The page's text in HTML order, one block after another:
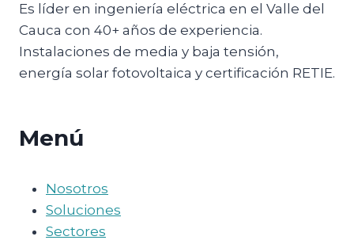
Es líder en ingeniería eléctrica en el Valle del
Cauca con 40+ años de experiencia.
Instalaciones de media y baja tensión,
energía solar fotovoltaica y certificación RETIE.
Menú
Nosotros
Soluciones
Sectores